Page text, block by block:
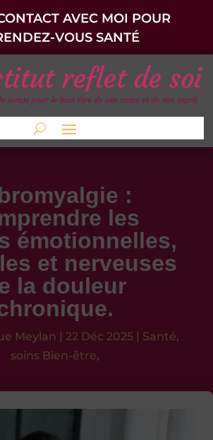
AVEC MOI POUR
VOUS SANTÉ
:
les
émotionnelles,
et nerveuses
la douleur
Meylan |22 Déc 2025 | Santé,
soins Bien-être,